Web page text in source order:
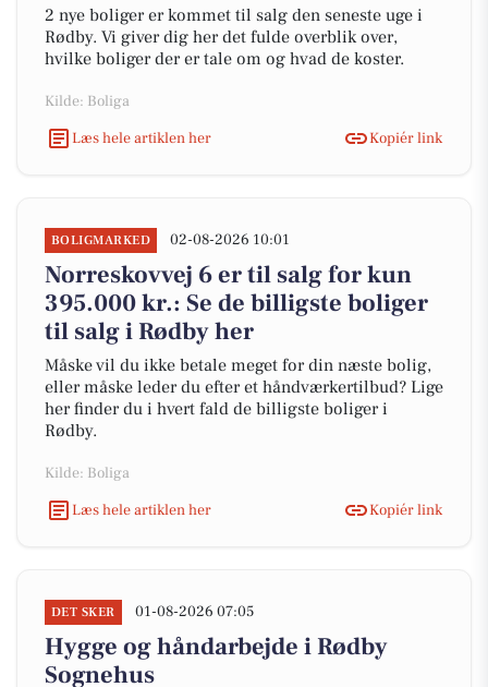
2 nye boliger er kommet til salg den seneste uge i
Rødby. Vi giver dig her det fulde overblik over,
hvilke boliger der er tale om og hvad de koster.
Kilde: Boliga
Læs hele artiklen her
Kopiér link
BOLIGMARKED 02-08-2026 10:01
Norreskovvej 6 er til salg for kun
395.000 kr.: Se de billigste boliger
til salg i Rødby her
Måske vil du ikke betale meget for din næste bolig,
eller måske leder du efter et håndværkertilbud? Lige
her finder du i hvert fald de billigste boliger i
Rødby.
Kilde: Boliga
Læs hele artiklen her
Kopiér link
DET SKER 01-08-2026 07:05
Hygge og håndarbejde i Rødby
Sognehus